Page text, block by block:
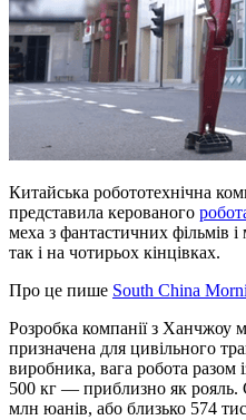
Китайська робототехнічна компанія Unitree Robotics
представила керованого
меха з фантастичних фільмів
так і на чотирьох кінцівках.
Про це пише South China
Розробка компанії з Ханчжоу
призначена для цивільного
виробника, вага робота разом
500 кг — приблизно як рояль.
млн юанів, або близько 574